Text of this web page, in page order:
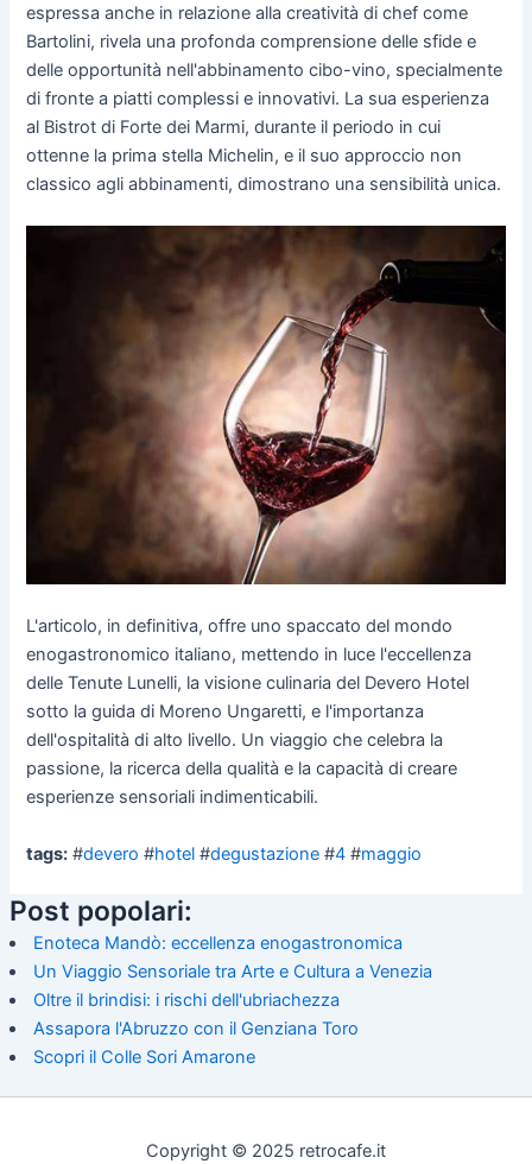
espressa anche in relazione alla creatività di chef come
Bartolini, rivela una profonda comprensione delle sfide e
delle opportunità nell'abbinamento cibo-vino, specialmente
di fronte a piatti complessi e innovativi. La sua esperienza
al Bistrot di Forte dei Marmi, durante il periodo in cui
ottenne la prima stella Michelin, e il suo approccio non
classico agli abbinamenti, dimostrano una sensibilità unica.
L'articolo, in definitiva, offre uno spaccato del mondo
enogastronomico italiano, mettendo in luce l'eccellenza
delle Tenute Lunelli, la visione culinaria del Devero Hotel
sotto la guida di Moreno Ungaretti, e l'importanza
dell'ospitalità di alto livello. Un viaggio che celebra la
passione, la ricerca della qualità e la capacità di creare
esperienze sensoriali indimenticabili.
tags: #devero #hotel #degustazione #4 #maggio
Post popolari:
Enoteca Mandò: eccellenza enogastronomica
Un Viaggio Sensoriale tra Arte e Cultura a Venezia
Oltre il brindisi: i rischi dell'ubriachezza
Assapora l'Abruzzo con il Genziana Toro
Scopri il Colle Sori Amarone
Copyright © 2025 retrocafe.it